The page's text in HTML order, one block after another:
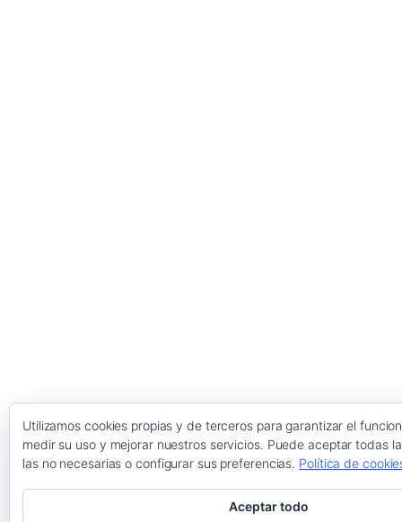
Utilizamos cookies propias y de terceros para garantizar el
medir su uso y mejorar nuestros servicios. Puede aceptar todas
las no necesarias o configurar sus preferencias. Política de
Aceptar todo